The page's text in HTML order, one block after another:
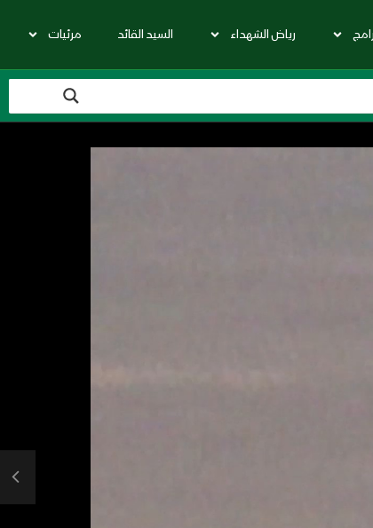
رياض الشهداء السيد القائد مرئيات